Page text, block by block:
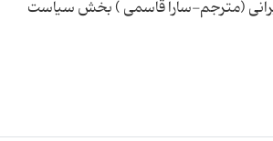
(مترجم-سارا قاسمی ) بخش سیاست